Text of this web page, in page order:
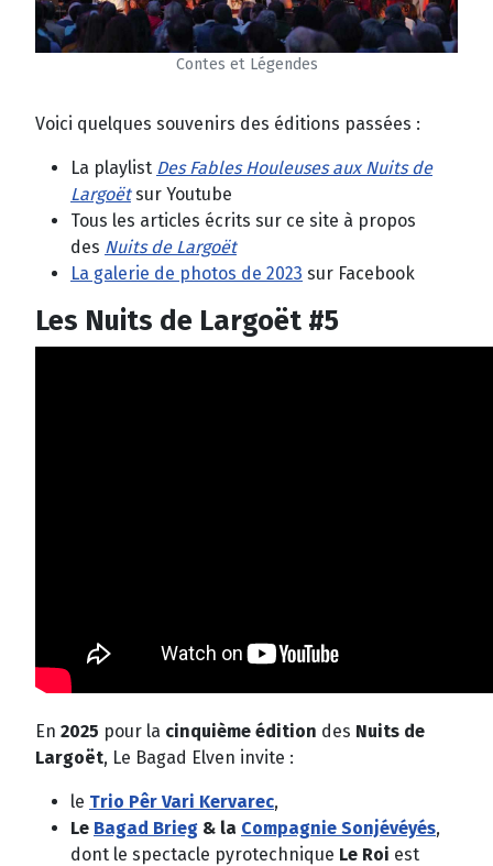
Contes et Légendes
Voici quelques souvenirs des éditions passées :
La playlist Des Fables Houleuses aux Nuits de
Largoëtsur Youtube
Tous les articles écrits sur ce site à propos
des Nuits de Largoët
La galerie de photos de 2023 sur Facebook
Les Nuits de Largoët #5
En 2025 pour la cinquième édition des Nuits de
Largoët, Le Bagad Elven invite :
le Trio Pêr Vari Kervarec,
Le Bagad Brieg & la Compagnie Sonjévéyés,
dont le spectacle pyrotechnique Le Roi est